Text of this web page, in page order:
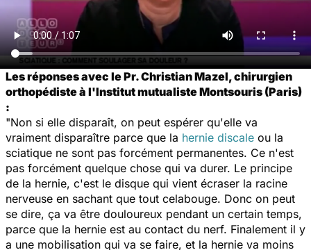
Les réponses avec le Pr. Christian Mazel, chirurgien
orthopédiste à l'Institut mutualiste Montsouris (Paris)
:
"Non si elle disparaît, on peut espérer qu'elle va
vraiment disparaître parce que la hernie discale ou la
sciatique ne sont pas forcément permanentes. Ce n'est
pas forcément quelque chose qui va durer. Le principe
de la hernie, c'est le disque qui vient écraser la racine
nerveuse en sachant que tout celabouge. Donc on peut
se dire, ça va être douloureux pendant un certain temps,
parce que la hernie est au contact du nerf. Finalement il y
a une mobilisation qui va se faire, et la hernie va moins